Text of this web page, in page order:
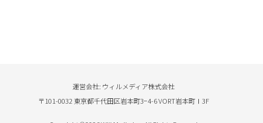
運営会社: ウィルメディア株式会社
〒101-0032 東京都千代田区岩本町3−4-6 VORT岩本町Ⅰ3F